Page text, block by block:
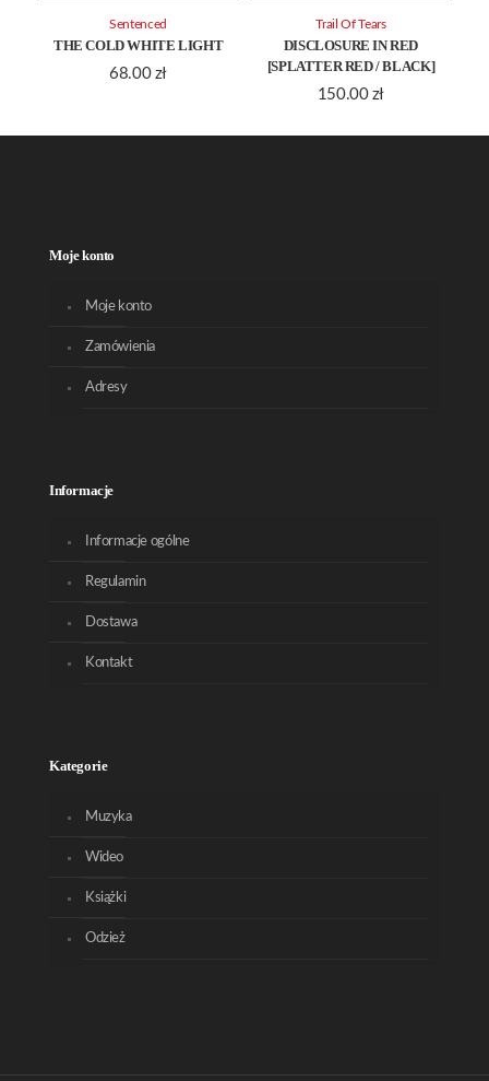
THE COLD WHITE LIGHT
68.00 zł
Sentenced
DISCLOSURE IN RED
[SPLATTER RED / BLACK]
150.00 zł
Trail Of Tears
Moje konto
Moje konto
Zamówienia
Adresy
Informacje
Informacje ogólne
Regulamin
Dostawa
Kontakt
Kategorie
Muzyka
Wideo
Książki
Odzież